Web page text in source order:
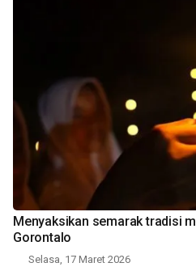
Menyaksikan semarak tradisi
Gorontalo
Selasa, 17 Maret 2026